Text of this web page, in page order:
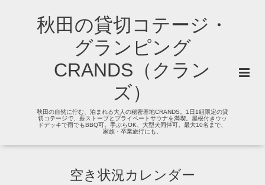
秋田の貸切コテージ・
グランピング
CRANDS（クラン
ズ）
秋田の自然に佇む、泊まれる大人の秘密基地CRANDS。1日1組限定の貸
切コテージで、薪ストーブとプライベートサウナを満喫。屋根付きウッ
ドデッキで雨でもBBQ可。手ぶらOK、大型犬同伴可。最大10名まで、
家族・卒業旅行にも。
空き状況カレンダー